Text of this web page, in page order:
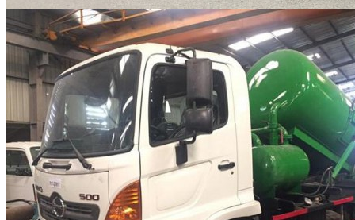
CÔNG TY MÔI
TRƯỜNG XANH HẢI
PHÒNG